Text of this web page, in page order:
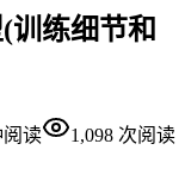
训练细节和
阅读 1,098 次阅读